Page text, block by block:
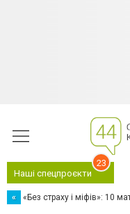
Наші спецпроєкти
23
« «Без страху і міфів»: 10